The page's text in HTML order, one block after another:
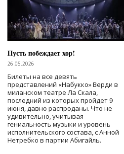
Пусть побеждает хор!
26.05.2026
Билеты на все девять
представлений «Набукко» Верди в
миланском театре Ла Скала,
последний из которых пройдет 9
июня, давно распроданы. Что не
удивительно, учитывая
гениальность музыки и уровень
исполнительского состава, с Анной
Нетребко в партии Абигайль.